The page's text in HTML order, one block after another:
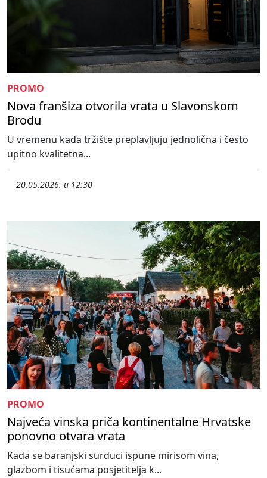
PROMO
Nova franšiza otvorila vrata u Slavonskom
Brodu
U vremenu kada tržište preplavljuju jednolična i često
upitno kvalitetna...
20.05.2026. u 12:30
PROMO
Najveća vinska priča kontinentalne Hrvatske
ponovno otvara vrata
Kada se baranjski surduci ispune mirisom vina,
glazbom i tisućama posjetitelja k...